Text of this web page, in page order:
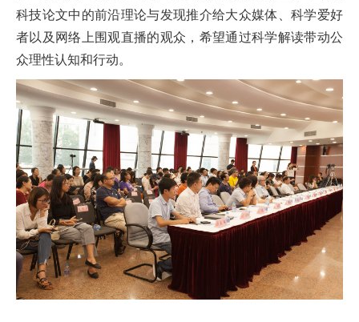
科技论文中的前沿理论与发现推介给大众媒体、科学爱好
者以及网络上围观直播的观众，希望通过科学解读带动公
众理性认知和行动。